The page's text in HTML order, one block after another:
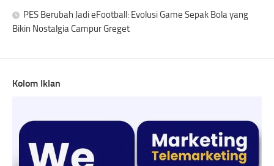
PES Berubah Jadi eFootball: Evolusi Game Sepak Bola yang
Bikin Nostalgia Campur Greget
Kolom Iklan